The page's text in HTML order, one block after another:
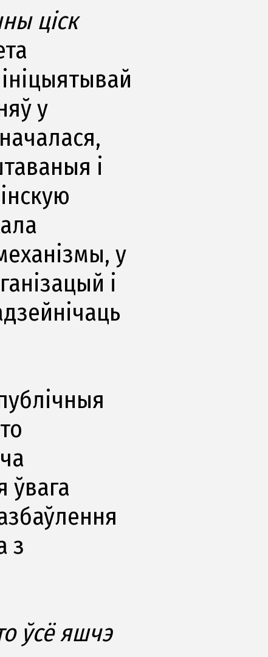
ціск
у
і
у
і
ўвага
з
ўсё яшчэ